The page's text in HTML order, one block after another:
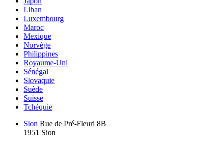
Liban
Luxembourg
Maroc
Mexique
Norvège
Philippines
Royaume-Uni
Sénégal
Slovaquie
Suède
Suisse
Tchéquie
Sion Rue de Pré-Fleuri 8B
1951 Sion